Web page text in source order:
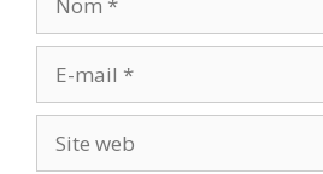
mail
web